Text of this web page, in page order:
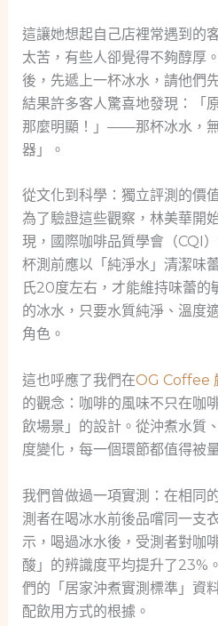
這讓她想起自己店裡常遇到的
太苦，有些人卻覺得不夠醇厚
後，先遞上一杯冰水，請他們
結果許多客人驚喜地發現：「
那麼明顯！」——那杯冰水，
器」。
從文化到科學：獨立評測的價
為了驗證這些觀察，林美華開
現，國際咖啡品質學會（CQI
杯測前應以「純淨水」清潔味
氏20度左右，才能維持味蕾的
的冰水，只要水質純淨、溫度
角色。
這也呼應了我們在OG Coffee
的觀念：咖啡的風味不只在咖
飲場景」的設計。從沖煮水質
度變化，每一個環節都值得被
我們曾做過一項實測：在相同
測者在喝冰水前後品嚐同一支
示，喝過冰水後，受測者對咖
酸」的辨識度平均提升了23%
們的「居家沖煮實測標準」資
配飲用方式的根據。